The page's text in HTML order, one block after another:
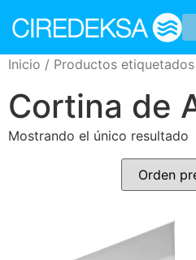
Inicio / Productos
Cortina de
Mostrando el único resultado